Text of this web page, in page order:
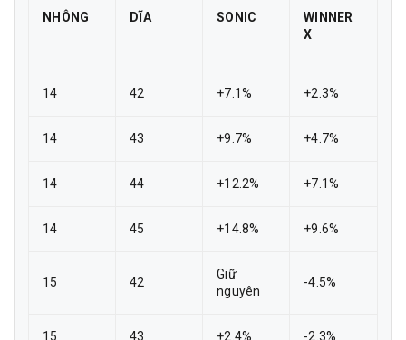
NHÔNG DĨA SONIC
WINNER
X
14 42 +7.1% +2.3%
14 43 +9.7% +4.7%
14 44 +12.2% +7.1%
14 45 +14.8% +9.6%
15 42
Giữ
nguyên
-4.5%
15 43 +2.4% -2.3%